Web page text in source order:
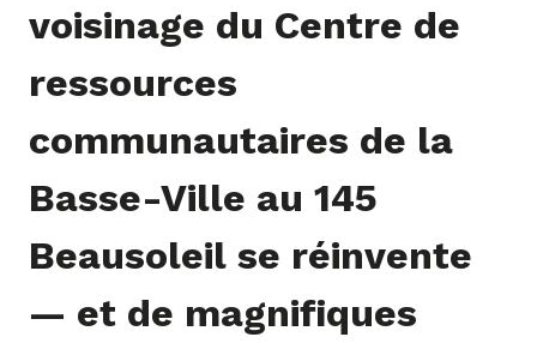
voisinage du Centre de
ressources
communautaires de la
Basse-Ville au 145
Beausoleil se réinvente
— et de magnifiques